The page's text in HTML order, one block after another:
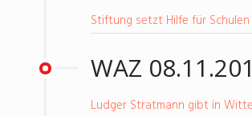
Stiftung setzt Hilfe für
WAZ
Ludger Stratmann gibt in